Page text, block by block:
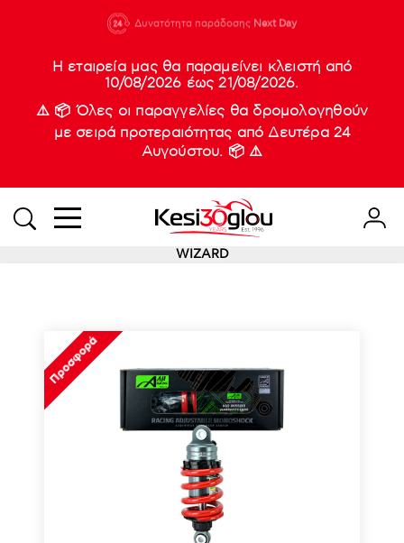
210 88 21
933
Δυνατότητα παράδοσης Next Day
Νέες
Η εταιρεία μας θα παραμείνει κλειστή από
10/08/2026 έως 21/08/2026.
⚠️ 📦 Όλες οι παραγγελίες θα δρομολογηθούν
με σειρά προτεραιότητας από Δευτέρα 24
Αυγούστου. 📦 ⚠️
WIZARD
Προσφορά